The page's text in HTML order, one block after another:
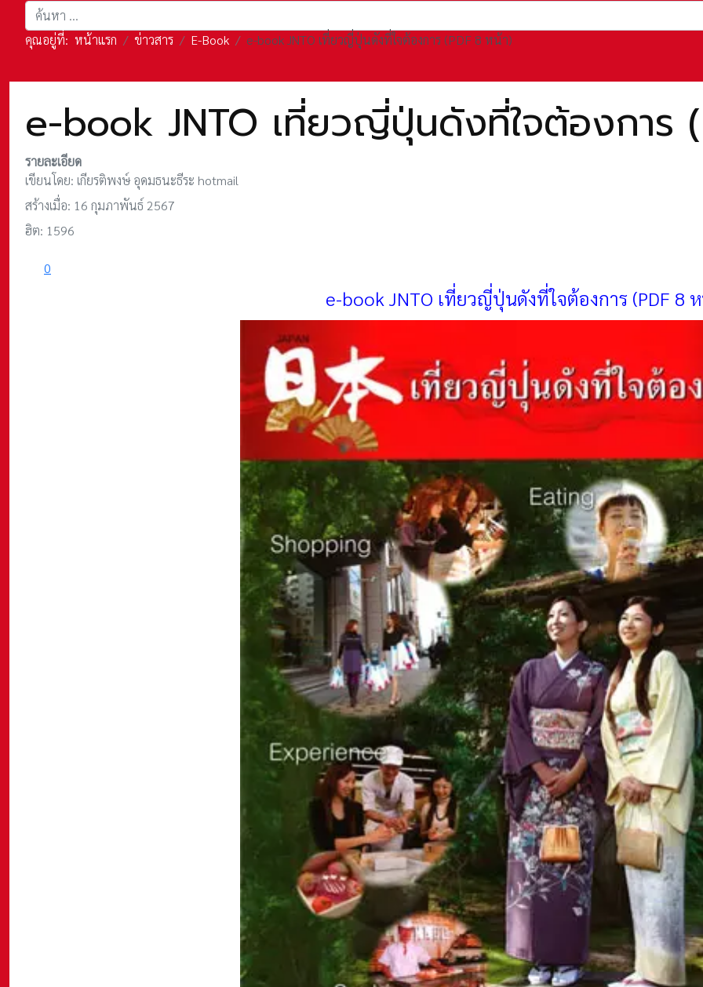
การค้นหา
คุณอยู่ที่: หน้าแรก ข่าวสาร E-Book e-book JNTO เที่ยวญี่ปุ่นดังที่ใจต้องการ (PDF 8 หน้า)
e-book JNTO เที่ยวญี่ปุ่นดังที่ใจต้องการ
รายละเอียด
เขียนโดย: เกียรติพงษ์ อุดมธนะธีระ hotmail
สร้างเมื่อ: 16 กุมภาพันธ์ 2567
ฮิต: 1596
0
e-book JNTO เที่ยวญี่ปุ่นดังที่ใจต้องการ (PDF 8